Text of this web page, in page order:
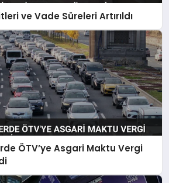
ve Vade Süreleri Artırıldı
ÖTV’ye Asgari Maktu Vergi